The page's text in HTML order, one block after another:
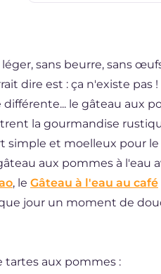
sans beurre, sans
dire est : ça n'existe pas
le gâteau aux
la gourmandise
simple et moelleux pour
aux pommes à l'eau
, le Gâteau à l'eau au café
jour un moment de
tartes aux pommes :